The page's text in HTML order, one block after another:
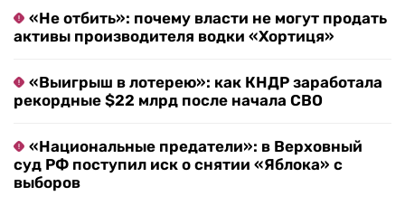
«Не отбить»: почему власти не могут продать
активы производителя водки «Хортиця»
«Выигрыш в лотерею»: как КНДР заработала
рекордные $22 млрд после начала СВО
«Национальные предатели»: в Верховный
суд РФ поступил иск о снятии «Яблока» с
выборов